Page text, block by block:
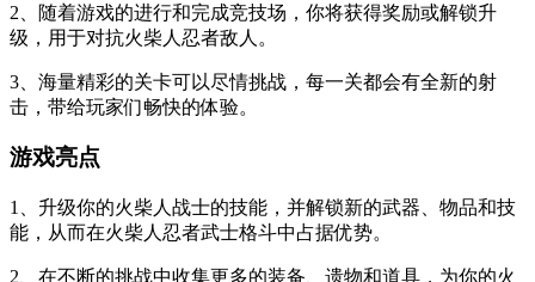
2、随着游戏的进行和完成竞技场，你将获得奖励或解锁升
级，用于对抗火柴人忍者敌人。
3、海量精彩的关卡可以尽情挑战，每一关都会有全新的射
击，带给玩家们畅快的体验。
游戏亮点
1、升级你的火柴人战士的技能，并解锁新的武器、物品和技
能，从而在火柴人忍者武士格斗中占据优势。
2、在不断的挑战中收集更多的装备、遗物和道具，为你的火